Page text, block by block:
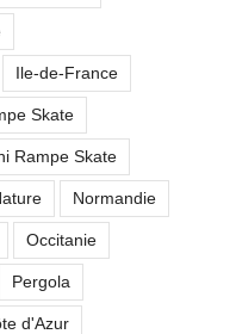
Ile-de-France
Skate
Rampe Skate
Normandie
Occitanie
Pergola
d'Azur